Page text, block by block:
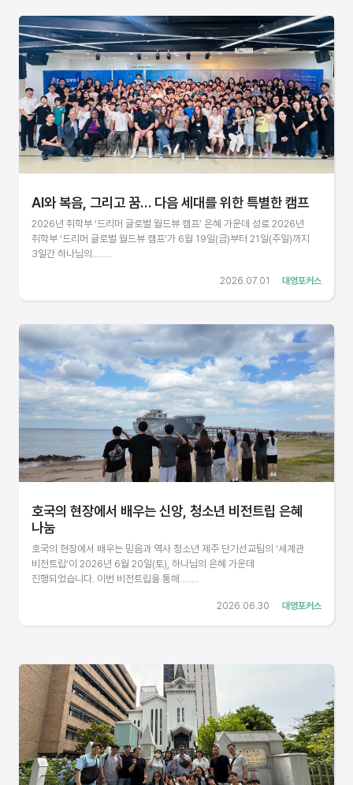
대영포커스
2026.07.01
AI와 복음, 그리고 꿈… 다음 세대를 위한 특별한 캠프
2026년 취학부 ‘드리머 글로벌 월드뷰 캠프’ 은혜 가운데 성료 2026년
취학부 ‘드리머 글로벌 월드뷰 캠프’가 6월 19일(금)부터 21일(주일)까지
3일간 하나님의........
대영포커스
2026.06.30
호국의 현장에서 배우는 신앙, 청소년 비전트립 은혜
나눔
호국의 현장에서 배우는 믿음과 역사 청소년 제주 단기선교팀의 ‘세계관
비전트립’이 2026년 6월 20일(토), 하나님의 은혜 가운데
진행되었습니다. 이번 비전트립을 통해........